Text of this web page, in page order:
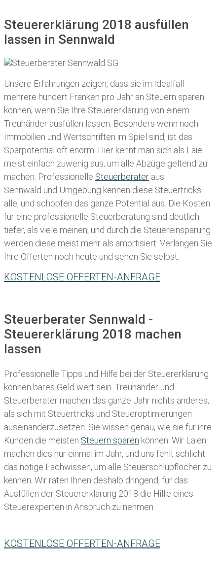
Steuererklärung 2018 ausfüllen
lassen in Sennwald
Unsere Erfahrungen zeigen, dass sie im Idealfall
mehrere hundert Franken pro Jahr an Steuern sparen
können, wenn Sie Ihre Steuererklärung von einem
Treuhänder ausfüllen lassen . Besonders wenn noch
Immobilien und Wertschriften im Spiel sind, ist das
Sparpotential oft enorm. Hier kennt man sich als Laie
meist einfach zuwenig aus, um alle Abzüge geltend zu
machen. Professionelle Steuerberater aus
Sennwald und Umgebung kennen diese Steuertricks
alle, und schöpfen das ganze Potential aus. Die Kosten
für eine professionelle Steuerberatung sind deutlich
tiefer, als viele meinen, und durch die Steuereinsparung
werden diese meist mehr als amortisiert. Verlangen Sie
Ihre Offerten noch heute und sehen Sie selbst:
KOSTENLOSE OFFERTEN-ANFRAGE
Steuerberater Sennwald -
Steuererklärung 2018 machen
lassen
Professionelle Tipps und Hilfe bei der Steuererklärung
können bares Geld wert sein. Treuhänder und
Steuerberater machen das ganze Jahr nichts anderes,
als sich mit Steuertricks und Steueroptimierungen
auseinanderzusetzen. Sie wissen genau, wie sie für ihre
Kunden die meisten Steuern sparen können. Wir Laien
machen dies nur einmal im Jahr, und uns fehlt schlicht
das nötige Fachwissen, um alle Steuerschlupflöcher zu
kennen. Wir raten Ihnen deshalb dringend, für das
Ausfüllen der Steuererklärung 2018 die Hilfe eines
Steuerexperten in Anspruch zu nehmen.
KOSTENLOSE OFFERTEN-ANFRAGE